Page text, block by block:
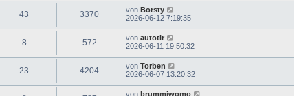
43 3370 von Borsty
2026-06-12 7:19:35
8 572 von autotir
2026-06-11 19:50:32
23 4204 von Torben
2026-06-07 13:20:32
von brummiwomo